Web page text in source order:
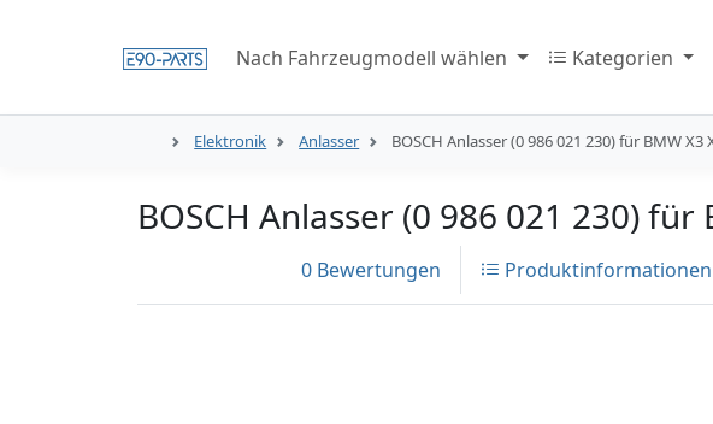
Nach Fahrzeugmodell wählen Kategorien
Elektronik Anlasser BOSCH Anlasser (0 986 021 230) für BMW X3
BOSCH Anlasser (0 986 021 230) für
0 Bewertungen Produktinformationen